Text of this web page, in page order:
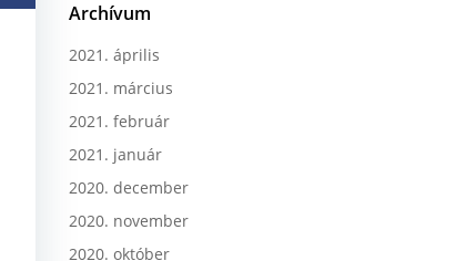
Archívum
2021. április
2021. március
2021. február
2021. január
2020. december
2020. november
2020. október